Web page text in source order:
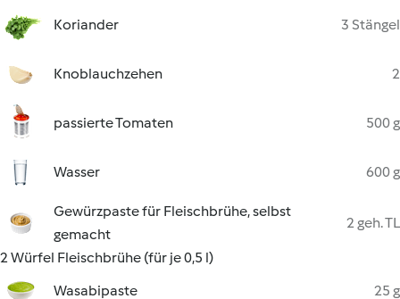
Koriander 3 Stängel
Knoblauchzehen 2
passierte Tomaten 500 g
Wasser 600 g
Gewürzpaste für Fleischbrühe, selbst
gemacht
2 geh. TL
2 Würfel Fleischbrühe (für je 0,5 l)
Wasabipaste
25 g